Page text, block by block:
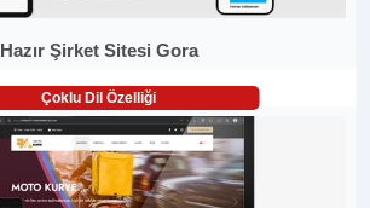
Hazır Şirket Sitesi Gora
Çoklu Dil Özelliği